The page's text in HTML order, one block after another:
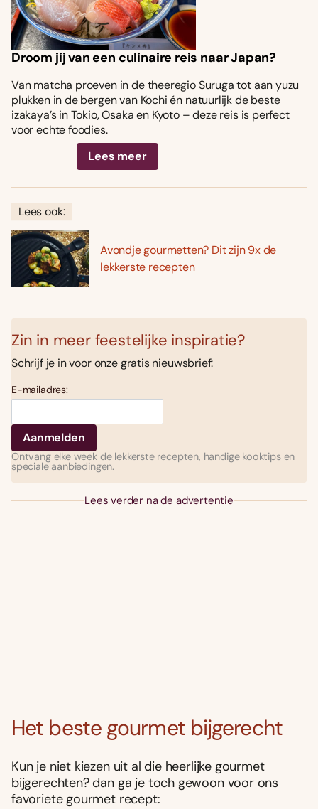
Droom jij van een culinaire reis naar Japan?
Van matcha proeven in de theeregio Suruga tot aan yuzu
plukken in de bergen van Kochi én natuurlijk de beste
izakaya’s in Tokio, Osaka en Kyoto – deze reis is perfect
voor echte foodies.
Lees meer
Lees ook:
Avondje gourmetten? Dit zijn 9x de
lekkerste recepten
Zin in meer feestelijke inspiratie?
Schrijf je in voor onze gratis nieuwsbrief:
E-mailadres:
Ontvang elke week de lekkerste recepten, handige kooktips en
speciale aanbiedingen.
Lees verder na de advertentie
Het beste gourmet bijgerecht
Kun je niet kiezen uit al die heerlijke gourmet
bijgerechten? dan ga je toch gewoon voor ons
favoriete gourmet recept: